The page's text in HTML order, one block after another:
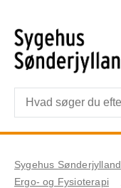
Sygehus Sønderjylland
Ergo- og Fysioterapi